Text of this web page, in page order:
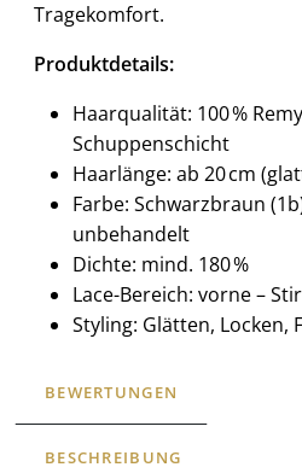
Tragekomfort.
Produktdetails:
Haarqualität: 100 %
Schuppenschicht
Haarlänge: ab 20 cm
Farbe: Schwarzbraun
unbehandelt
Dichte: mind. 180 %
Lace-Bereich: vorne –
Styling: Glätten, Locken,
BEWERTUNGEN
BESCHREIBUNG